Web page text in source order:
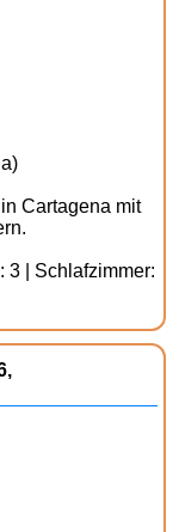
Cartagena mit
3 | Schlafzimmer: